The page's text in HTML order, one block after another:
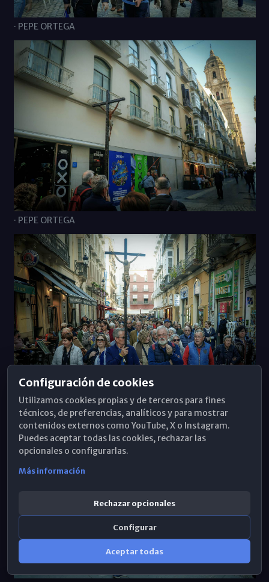
· PEPE ORTEGA
· PEPE ORTEGA
· PEPE ORTEGA
Configuración de cookies
Utilizamos cookies propias y de terceros para fines
técnicos, de preferencias, analíticos y para mostrar
contenidos externos como YouTube, X o Instagram.
Puedes aceptar todas las cookies, rechazar las
opcionales o configurarlas.
Más información
Rechazar opcionales
Configurar
Aceptar todas